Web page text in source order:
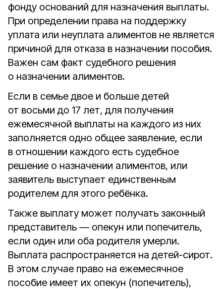
фонду оснований для назначения выплаты.
При определении права на поддержку
уплата или неуплата алиментов не является
причиной для отказа в назначении пособия.
Важен сам факт судебного решения
о назначении алиментов.
Если в семье двое и больше детей
от восьми до 17 лет, для получения
ежемесячной выплаты на каждого из них
заполняется одно общее заявление, если
в отношении каждого есть судебное
решение о назначении алиментов, или
заявитель выступает единственным
родителем для этого ребёнка.
Также выплату может получать законный
представитель — опекун или попечитель,
если один или оба родителя умерли.
Выплата распространяется на детей-сирот.
В этом случае право на ежемесячное
пособие имеет их опекун (попечитель),